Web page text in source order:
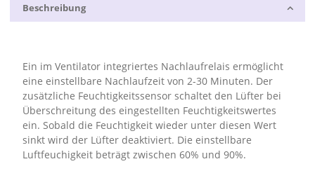
Beschreibung
Ein im Ventilator integriertes Nachlaufrelais ermöglicht
eine einstellbare Nachlaufzeit von 2-30 Minuten. Der
zusätzliche Feuchtigkeitssensor schaltet den Lüfter bei
Überschreitung des eingestellten Feuchtigkeitswertes
ein. Sobald die Feuchtigkeit wieder unter diesen Wert
sinkt wird der Lüfter deaktiviert. Die einstellbare
Luftfeuchigkeit beträgt zwischen 60% und 90%.